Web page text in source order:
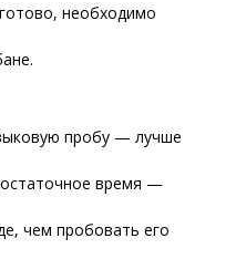
необходимо
пробу — лучше
время —
чем пробовать его